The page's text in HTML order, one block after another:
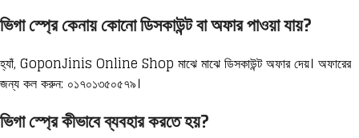
ভিগা স্প্রে কেনায় কোনো ডিসকাউন্ট বা অফার পাওয়া যায়?
হ্যাঁ, GoponJinis Online Shop মাঝে মাঝে ডিসকাউন্ট অফার দেয়। অফারের
জন্য কল করুন: ০১৭০১৩৫০৫৭৯।
ভিগা স্প্রে কীভাবে ব্যবহার করতে হয়?